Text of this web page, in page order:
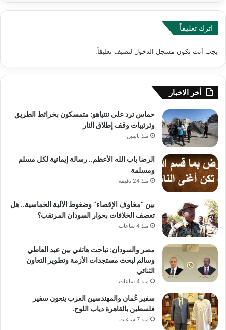
اترك تعليقاً
يجب أنت تكون مسجل الدخول لتضيف تعليقاً.
أخر الاخبار
حماس ترد على نتنياهو: متمسكون بخرائط الطريق
وترتيبات وقف إطلاق النار
منذ ثانيتين
الرضا باب الله الأعظم.. رسالة إيمانية لكل مسلم
ومسلمة
منذ 24 دقيقة
بين “مخاوف الإقصاء” وضغوط الآلية الخماسية.. هل
تعصف الخلافات بحوار السودان المرتقب؟
منذ 4 ساعات
مصر والسودان: تباحث هاتفي بين عبد العاطي
وسالم لبحث مستجدات الأزمة وتطوير التعاون
الثنائي
منذ 4 ساعات
سفير عُمان والمهندسين العرب ينعون سفير
فلسطين بالقاهرة دياب اللوح.
منذ 7 ساعات